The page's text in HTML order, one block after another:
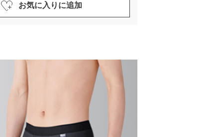
お気に入りに追加